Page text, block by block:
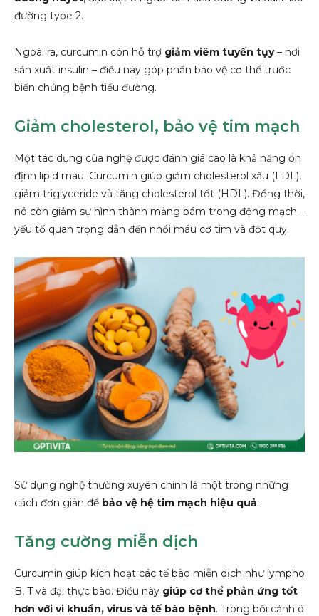
đường type 2.
Ngoài ra, curcumin còn hỗ trợ giảm viêm tuyến tụy– nơi
sản xuất insulin – điều này góp phần bảo vệ cơ thể trước
biến chứng bệnh tiểu đường.
Giảm cholesterol, bảo vệ tim mạch
Một tác dụng của nghệ được đánh giá cao là khả năng ổn
định lipid máu. Curcumin giúp giảm cholesterol xấu (LDL),
giảm triglyceride và tăng cholesterol tốt (HDL). Đồng thời,
nó còn giảm sự hình thành mảng bám trong động mạch –
yếu tố quan trọng dẫn đến nhồi máu cơ tim và đột quỵ.
Sử dụng nghệ thường xuyên chính là một trong những
cách đơn giản để bảo vệ hệ tim mạch hiệu quả.
Tăng cường miễn dịch
Curcumin giúp kích hoạt các tế bào miễn dịch như lympho
B, T và đại thực bào. Điều này giúp cơ thể phản ứng tốt
hơn với vi khuẩn, virus và tế bào bệnh. Trong bối cảnh ô